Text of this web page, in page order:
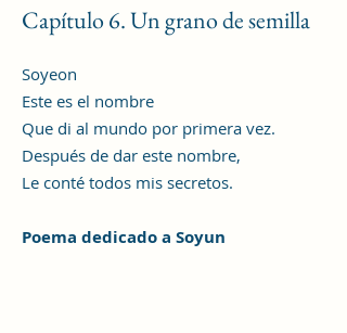
Capítulo 6. Un grano de semilla
Soyeon
Este es el nombre
Que di al mundo por primera vez.
Después de dar este nombre,
Le conté todos mis secretos.
Poema dedicado a Soyun